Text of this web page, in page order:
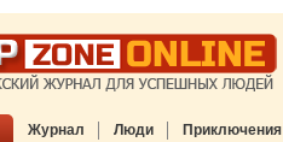
Журнал Люди Приключения